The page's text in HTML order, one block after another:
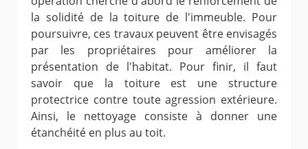
la solidité de la toiture de l'immeuble. Pour
poursuivre, ces travaux peuvent être envisagés
par les propriétaires pour améliorer la
présentation de l'habitat. Pour finir, il faut
savoir que la toiture est une structure
protectrice contre toute agression extérieure.
Ainsi, le nettoyage consiste à donner une
étanchéité en plus au toit.